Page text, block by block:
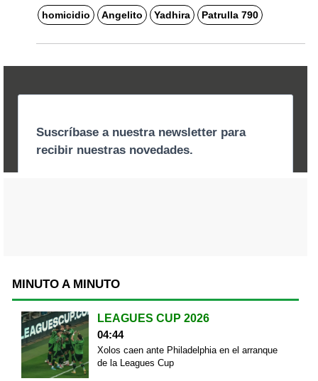
homicidio Angelito Yadhira Patrulla 790
MINUTO A MINUTO
LEAGUES CUP 2026
04:44
Xolos caen ante Philadelphia en el arranque
de la Leagues Cup